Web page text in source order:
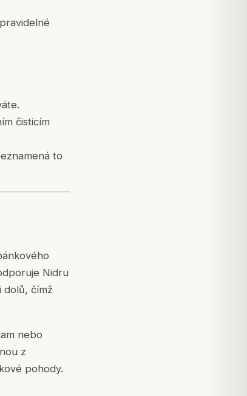
čisticím
to
Nidru
dolů, čímž
nebo
z
pohody.